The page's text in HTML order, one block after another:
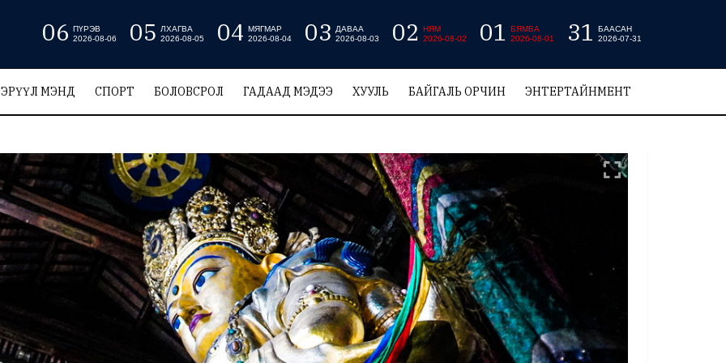
06 ПҮРЭВ
2026-08-06
05
ЛХАГВА
2026-08-05
04 МЯГМАР
2026-08-04
03
ДАВАА
2026-08-03
02
НЯМ
2026-08-02
01
БЯМБА
2026-08-01
31
БААСАН
2026-07-31
ЭРҮҮЛ МЭНД СПОРТ БОЛОВСРОЛ ГАДААД МЭДЭЭ ХУУЛЬ БАЙГАЛЬ ОРЧИН ЭНТЕРТАЙНМЕНТ